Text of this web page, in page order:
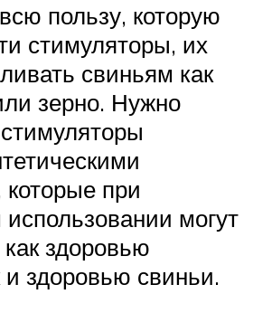
пользу, которую
стимуляторы, их
свиньям как
зерно. Нужно
при
использовании могут
здоровью
и здоровью свиньи.